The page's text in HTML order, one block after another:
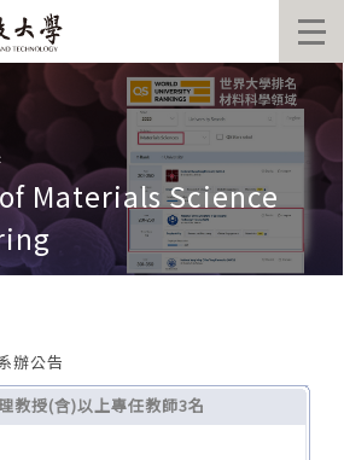
Materials Science
辦公告
教授(含)以上專任教師3名